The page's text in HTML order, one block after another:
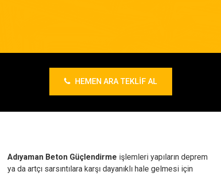
HEMEN ARA TEKLIF AL
Adıyaman Beton Güçlendirme işlemleri yapıların deprem
ya da artçı sarsıntılara karşı dayanıklı hale gelmesi için